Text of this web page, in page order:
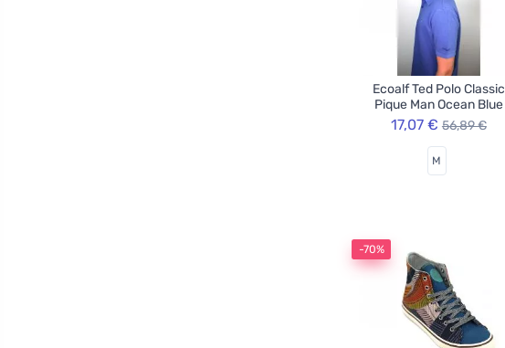
Ecoalf Ted Polo Classic
Pique Man Ocean Blue
17,07 € 56,89 €
M
-70%